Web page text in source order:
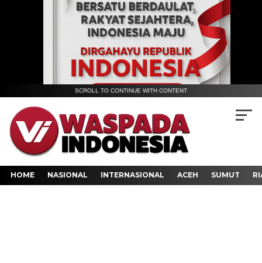
SCROLL TO CONTINUE WITH CONTENT
HOME NASIONAL INTERNASIONAL ACEH SUMUT